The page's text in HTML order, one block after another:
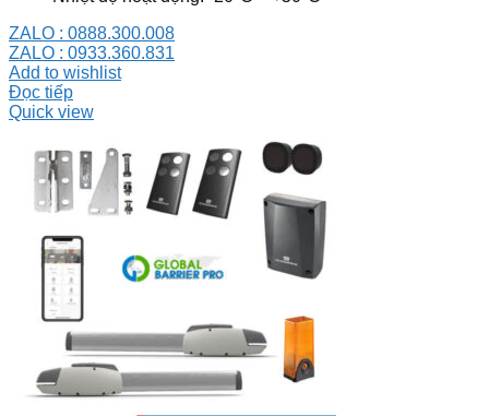
ZALO : 0888.300.008
ZALO : 0933.360.831
Add to wishlist
Đọc tiếp
Quick view